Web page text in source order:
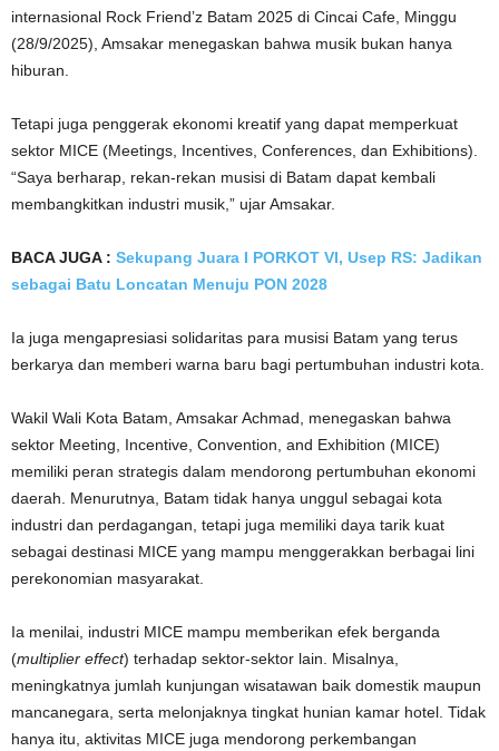
internasional Rock Friend’z Batam 2025 di Cincai Cafe, Minggu
(28/9/2025), Amsakar menegaskan bahwa musik bukan hanya
hiburan.
Tetapi juga penggerak ekonomi kreatif yang dapat memperkuat
sektor MICE (Meetings, Incentives, Conferences, dan Exhibitions).
“Saya berharap, rekan-rekan musisi di Batam dapat kembali
membangkitkan industri musik,” ujar Amsakar.
BACA JUGA : Sekupang Juara I PORKOT VI, Usep RS: Jadikan
sebagai Batu Loncatan Menuju PON 2028
Ia juga mengapresiasi solidaritas para musisi Batam yang terus
berkarya dan memberi warna baru bagi pertumbuhan industri kota.
Wakil Wali Kota Batam, Amsakar Achmad, menegaskan bahwa
sektor Meeting, Incentive, Convention, and Exhibition (MICE)
memiliki peran strategis dalam mendorong pertumbuhan ekonomi
daerah. Menurutnya, Batam tidak hanya unggul sebagai kota
industri dan perdagangan, tetapi juga memiliki daya tarik kuat
sebagai destinasi MICE yang mampu menggerakkan berbagai lini
perekonomian masyarakat.
Ia menilai, industri MICE mampu memberikan efek berganda
(multiplier effect) terhadap sektor-sektor lain. Misalnya,
meningkatnya jumlah kunjungan wisatawan baik domestik maupun
mancanegara, serta melonjaknya tingkat hunian kamar hotel. Tidak
hanya itu, aktivitas MICE juga mendorong perkembangan